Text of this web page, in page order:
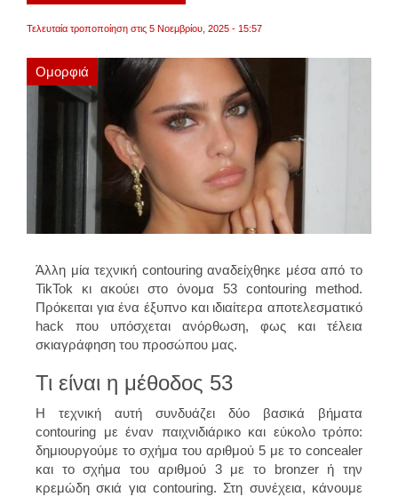
Τελευταία τροποποίηση στις 5 Νοεμβρίου, 2025 - 15:57
Ομορφιά
Άλλη μία τεχνική contouring αναδείχθηκε μέσα από το
TikTok κι ακούει στο όνομα 53 contouring method.
Πρόκειται για ένα έξυπνο και ιδιαίτερα αποτελεσματικό
hack που υπόσχεται ανόρθωση, φως και τέλεια
σκιαγράφηση του προσώπου μας.
Τι είναι η μέθοδος 53
Η τεχνική αυτή συνδυάζει δύο βασικά βήματα
contouring με έναν παιχνιδιάρικο και εύκολο τρόπο:
δημιουργούμε το σχήμα του αριθμού 5 με το concealer
και το σχήμα του αριθμού 3 με το bronzer ή την
κρεμώδη σκιά για contouring. Στη συνέχεια, κάνουμε